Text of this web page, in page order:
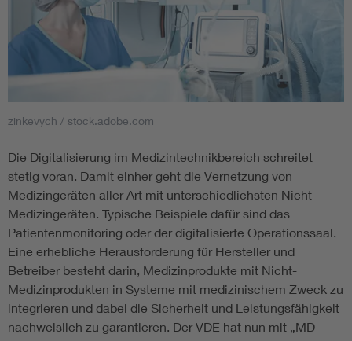
zinkevych / stock.adobe.com
Die Digitalisierung im Medizintechnikbereich schreitet
stetig voran. Damit einher geht die Vernetzung von
Medizingeräten aller Art mit unterschiedlichsten Nicht-
Medizingeräten. Typische Beispiele dafür sind das
Patientenmonitoring oder der digitalisierte Operationssaal.
Eine erhebliche Herausforderung für Hersteller und
Betreiber besteht darin, Medizinprodukte mit Nicht-
Medizinprodukten in Systeme mit medizinischem Zweck zu
integrieren und dabei die Sicherheit und Leistungsfähigkeit
nachweislich zu garantieren. Der VDE hat nun mit „MD